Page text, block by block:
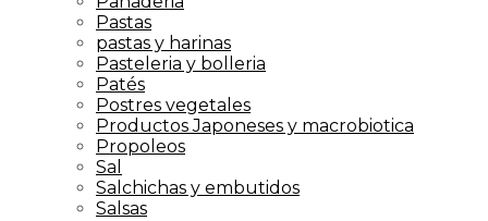
Pastas
pastas y harinas
Pasteleria y bolleria
Patés
Postres vegetales
Productos Japoneses y macrobiotica
Propoleos
Sal
Salchichas y embutidos
Salsas